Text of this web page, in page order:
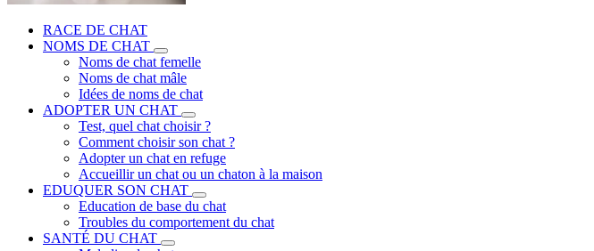
RACE DE CHAT
NOMS DE CHAT
Noms de chat femelle
Noms de chat mâle
Idées de noms de chat
ADOPTER UN CHAT
Test, quel chat choisir ?
Comment choisir son chat ?
Adopter un chat en refuge
Accueillir un chat ou un chaton à la maison
EDUQUER SON CHAT
Education de base du chat
Troubles du comportement du chat
SANTÉ DU CHAT